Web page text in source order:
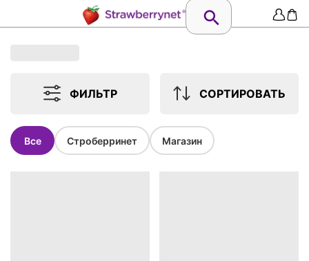
ФИЛЬТР СОРТИРОВАТЬ
Все Строберринет Магазин